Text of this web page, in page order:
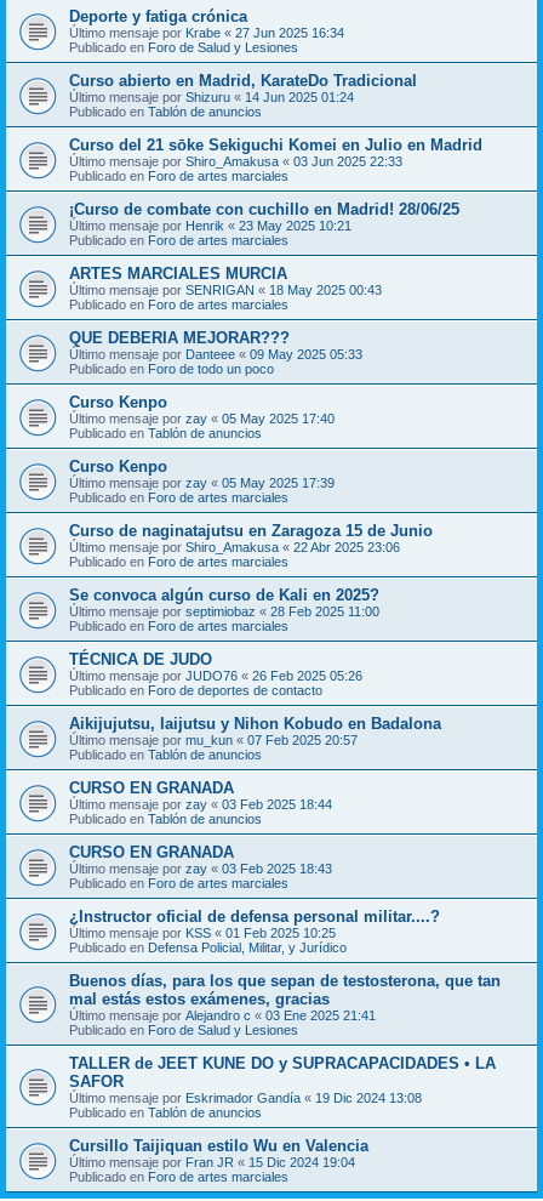
Deporte y fatiga crónica
Último mensaje por Krabe « 27 Jun 2025 16:34
Publicado en Foro de Salud y Lesiones
Curso abierto en Madrid, KarateDo Tradicional
Último mensaje por Shizuru « 14 Jun 2025 01:24
Publicado en Tablón de anuncios
Curso del 21 sōke Sekiguchi Komei en Julio en Madrid
Último mensaje por Shiro_Amakusa « 03 Jun 2025 22:33
Publicado en Foro de artes marciales
¡Curso de combate con cuchillo en Madrid! 28/06/25
Último mensaje por Henrik « 23 May 2025 10:21
Publicado en Foro de artes marciales
ARTES MARCIALES MURCIA
Último mensaje por SENRIGAN « 18 May 2025 00:43
Publicado en Foro de artes marciales
QUE DEBERIA MEJORAR???
Último mensaje por Danteee « 09 May 2025 05:33
Publicado en Foro de todo un poco
Curso Kenpo
Último mensaje por zay « 05 May 2025 17:40
Publicado en Tablón de anuncios
Curso Kenpo
Último mensaje por zay « 05 May 2025 17:39
Publicado en Foro de artes marciales
Curso de naginatajutsu en Zaragoza 15 de Junio
Último mensaje por Shiro_Amakusa « 22 Abr 2025 23:06
Publicado en Foro de artes marciales
Se convoca algún curso de Kali en 2025?
Último mensaje por septimiobaz « 28 Feb 2025 11:00
Publicado en Foro de artes marciales
TÉCNICA DE JUDO
Último mensaje por JUDO76 « 26 Feb 2025 05:26
Publicado en Foro de deportes de contacto
Aikijujutsu, Iaijutsu y Nihon Kobudo en Badalona
Último mensaje por mu_kun « 07 Feb 2025 20:57
Publicado en Tablón de anuncios
CURSO EN GRANADA
Último mensaje por zay « 03 Feb 2025 18:44
Publicado en Tablón de anuncios
CURSO EN GRANADA
Último mensaje por zay « 03 Feb 2025 18:43
Publicado en Foro de artes marciales
¿Instructor oficial de defensa personal militar....?
Último mensaje por KSS « 01 Feb 2025 10:25
Publicado en Defensa Policial, Militar, y Jurídico
Buenos días, para los que sepan de testosterona, que tan
mal estás estos exámenes, gracias
Último mensaje por Alejandro c « 03 Ene 2025 21:41
Publicado en Foro de Salud y Lesiones
TALLER de JEET KUNE DO y SUPRACAPACIDADES • LA
SAFOR
Último mensaje por Eskrimador Gandía « 19 Dic 2024 13:08
Publicado en Tablón de anuncios
Cursillo Taijiquan estilo Wu en Valencia
Último mensaje por Fran JR « 15 Dic 2024 19:04
Publicado en Foro de artes marciales